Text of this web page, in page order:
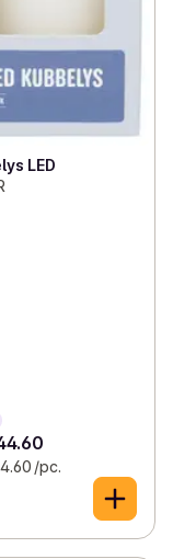
LED
/pc.